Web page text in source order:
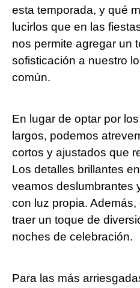
esta temporada, y qué
lucirlos que en las
nos permite agregar un
sofisticación a nuestro
común.
En lugar de optar por
largos, podemos
cortos y ajustados que
Los detalles brillantes
veamos deslumbrantes
con luz propia.
traer un toque de
noches de celebración.
Para las más